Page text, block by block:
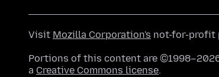
Visit Mozilla Corporation's not-for-profit
Portions of this content are
a Creative Commons license.